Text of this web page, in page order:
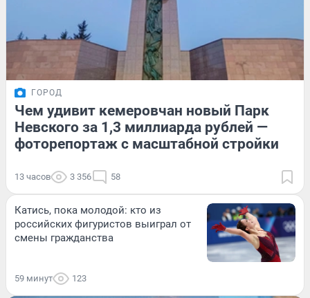
ГОРОД
Чем удивит кемеровчан новый Парк
Невского за 1,3 миллиарда рублей —
фоторепортаж с масштабной стройки
13 часов 3 356 58
Катись, пока молодой: кто из
российских фигуристов выиграл от
смены гражданства
59 минут 123